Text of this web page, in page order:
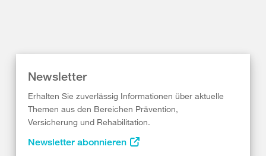
Newsletter
Erhalten Sie zuverlässig Informationen über aktuelle
Themen aus den Bereichen Prävention,
Versicherung und Rehabilitation.
Newsletter abonnieren